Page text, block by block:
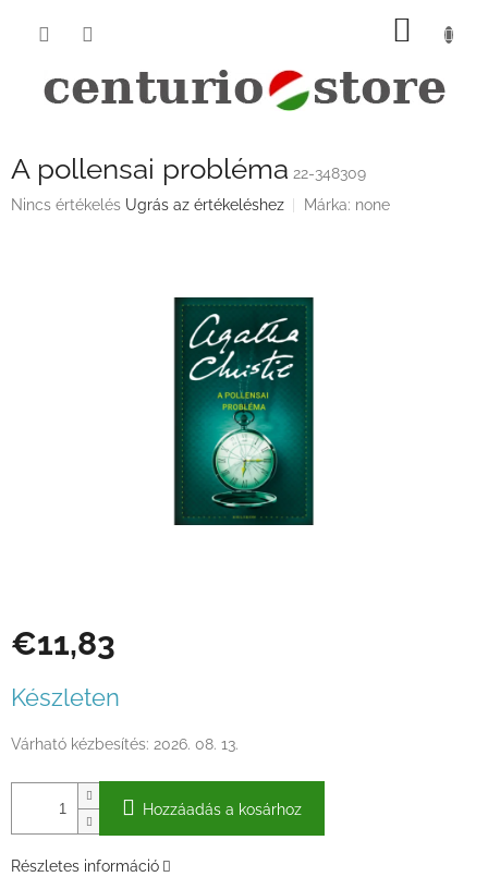
KOSÁR
A pollensai probléma 22-348309
A
Nincs értékelés Ugrás az értékeléshez Márka: none
€11,83
Készleten
Várható kézbesítés: 2026. 08. 13.
Hozzáadás a kosárhoz
Részletes információ